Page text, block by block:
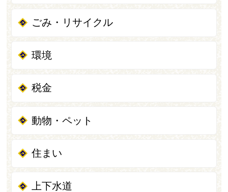
ごみ・リサイクル
環境
税金
動物・ペット
住まい
上下水道